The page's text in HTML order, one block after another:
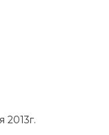
2013г.